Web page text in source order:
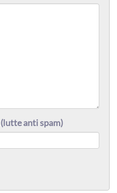
(lutte anti spam)